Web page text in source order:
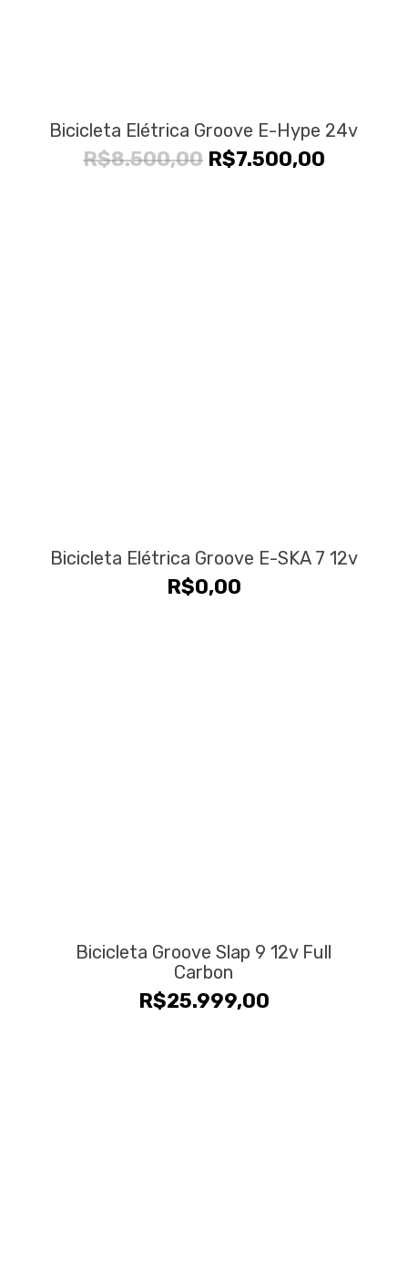
Bicicleta Elétrica Groove E-Hype 24v
R$8.500,00 O
R$7.500,00O
Bicicleta Elétrica Groove E-SKA 7 12v
R$0,00
Bicicleta Groove Slap 9 12v Full
Carbon
R$25.999,00